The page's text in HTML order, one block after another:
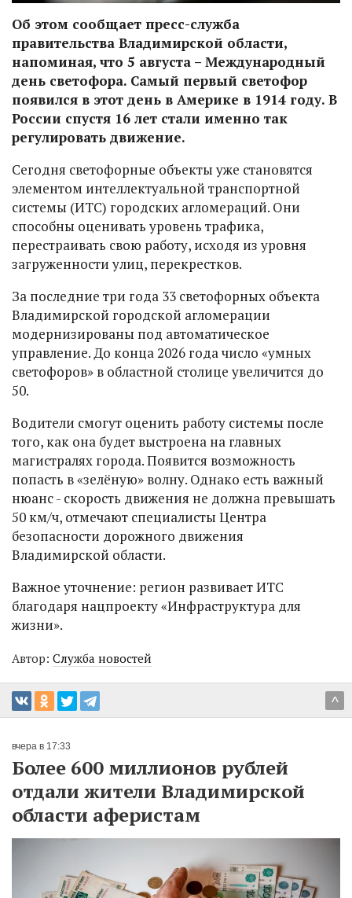
Об этом сообщает пресс-служба
правительства Владимирской области,
напоминая, что 5 августа – Международный
день светофора. Самый первый светофор
появился в этот день в Америке в 1914 году. В
России спустя 16 лет стали именно так
регулировать движение.
Сегодня светофорные объекты уже становятся
элементом интеллектуальной транспортной
системы (ИТС) городских агломераций. Они
способны оценивать уровень трафика,
перестраивать свою работу, исходя из уровня
загруженности улиц, перекрестков.
За последние три года 33 светофорных объекта
Владимирской городской агломерации
модернизированы под автоматическое
управление. До конца 2026 года число «умных
светофоров» в областной столице увеличится до
50.
Водители смогут оценить работу системы после
того, как она будет выстроена на главных
магистралях города. Появится возможность
попасть в «зелёную» волну. Однако есть важный
нюанс - скорость движения не должна превышать
50 км/ч, отмечают специалисты Центра
безопасности дорожного движения
Владимирской области.
Важное уточнение: регион развивает ИТС
благодаря нацпроекту «Инфраструктура для
жизни».
Автор: Служба новостей
^
вчера в 17:33
Более 600 миллионов рублей
отдали жители Владимирской
области аферистам